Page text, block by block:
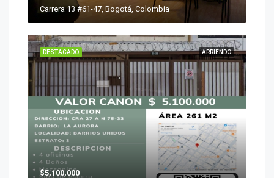
Carrera 13 #61-47, Bogotá, Colombia
ARRIENDO
DESTACADO
$5,100,000